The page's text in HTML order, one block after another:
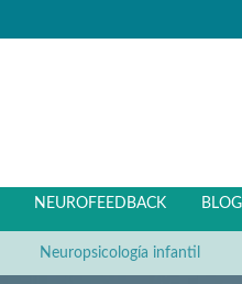
BLOG
NEUROFEEDBACK
Neuropsicología infantil